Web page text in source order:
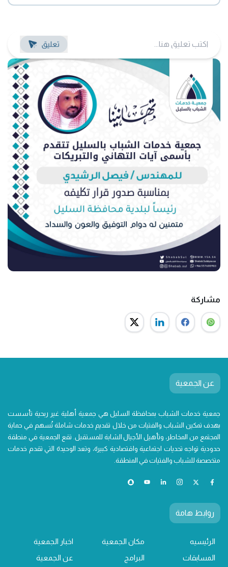
مشاركة
عن الجمعية
جمعية خدمات الشباب بمحافظة السليل هي جمعية أهلية غير ربحية تأسست
بهدف تمكين الشباب والفتيات من خلال تقديم خدمات شاملة تُسهم في حماية
المجتمع من المخاطر، وتأهيل الأجيال الشابة للمستقبل. تقع الجمعية في منطقة
حدودية تواجه تحديات اجتماعية واقتصادية كبيرة، وتعد الوحيدة التي تقدم خدمات
متخصصة للشباب والفتيات في المنطقة.
روابط هامة
الرئيسيه مكان الجمعية
اخبار الجمعية
المسابقات
البرامج عن الجمعية